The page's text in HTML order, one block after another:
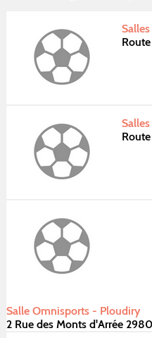
Salle Omnisports - Ploudiry
2 Rue des Monts d'Arrée